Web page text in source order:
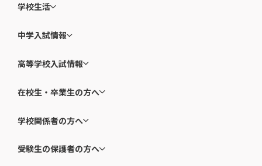
学校生活
中学入試情報
高等学校入試情報
在校生・卒業生の方へ
学校関係者の方へ
受験生の保護者の方へ